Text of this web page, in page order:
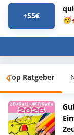
+55€
Top Ratgeber